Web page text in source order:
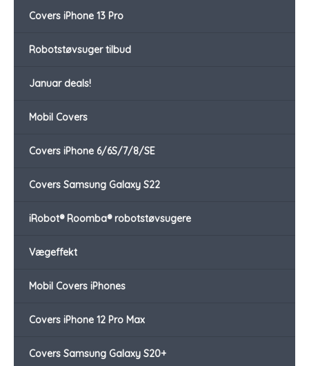
Covers iPhone 13 Pro
Robotstøvsuger tilbud
Januar deals!
Mobil Covers
Covers iPhone 6/6S/7/8/SE
Covers Samsung Galaxy S22
iRobot® Roomba® robotstøvsugere
Vægeffekt
Mobil Covers iPhones
Covers iPhone 12 Pro Max
Covers Samsung Galaxy S20+